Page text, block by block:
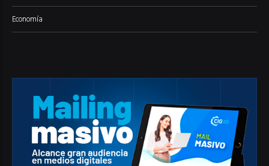
Economía